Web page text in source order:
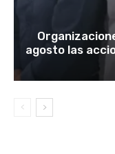
agosto las